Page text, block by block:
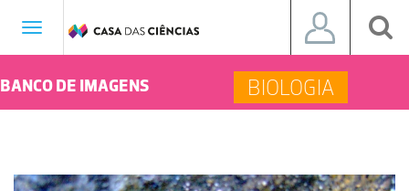
Toggle
BANCO DE IMAGENS BIOLOGIA